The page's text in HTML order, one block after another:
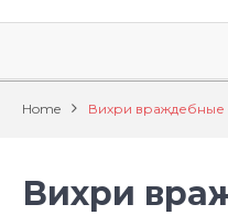
Home Вихри враждебные
Вихри